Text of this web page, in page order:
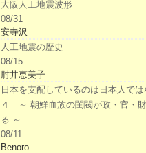
大阪人工地震波形
08/31
安寺沢
人工地震の歴史
08/15
肘井恵美子
日本を支配しているのは日本人では
４ ～ 朝鮮血族の閨閥が政・官・
る ～
08/11
Benoro